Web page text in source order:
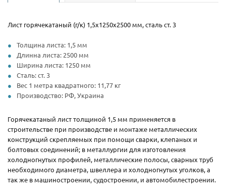
Лист горячекатаный (г/к) 1,5х1250х2500 мм, сталь ст. 3
Толщина листа: 1,5 мм
Длинна листа: 2500 мм
Ширина листа: 1250 мм
Сталь: ст. 3
Вес 1 метра квадратного: 11,77 кг
Производство: РФ, Украина
Горячекатаный лист толщиной 1,5 мм применяется в
строительстве при производстве и монтаже металлических
конструкций скрепляемых при помощи сварки, клепаных и
болтовых соединений; в металлургии для изготовления
холодногнутых профилей, металлические полосы, сварных труб
необходимого диаметра, швеллера и холодногнутых уголков, а
так же в машиностроении, судостроении, и автомобилестроении.